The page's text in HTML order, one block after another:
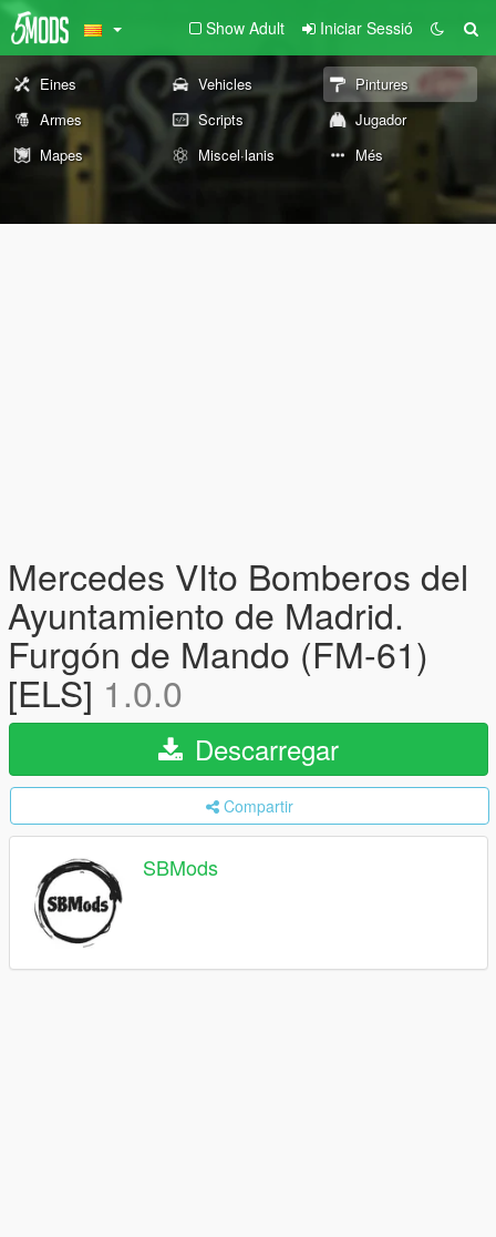
Show Adult Iniciar Sessió
Eines Vehicles
Pintures
Armes
Scripts
Jugador
Mapes
Miscel·lanis Més
Mercedes VIto Bomberos del
Ayuntamiento de Madrid.
Furgón de Mando (FM-61)
[ELS] 1.0.0
Descarregar
Compartir
SBMods